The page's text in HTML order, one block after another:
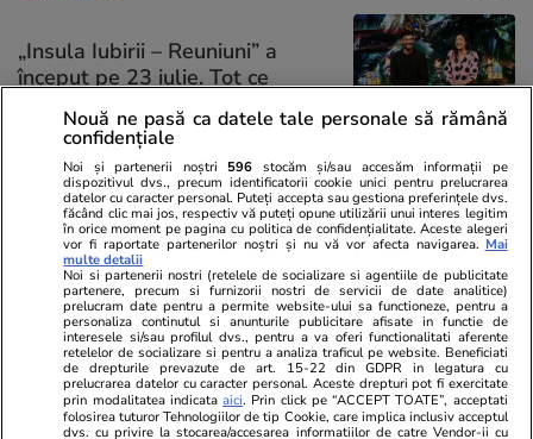
„Insula Iubirii – Reuniuni” a
început pe 23 iulie. Tot ce
trebuie să știi despre show-ul
surpriză de la Antena 1
PARTENERI
Nouă ne pasă ca datele tale personale să rămână
confidențiale
Noi și partenerii noștri 596 stocăm și/sau accesăm informații pe
dispozitivul dvs., precum identificatorii cookie unici pentru prelucrarea
datelor cu caracter personal. Puteți accepta sau gestiona preferințele dvs.
făcând clic mai jos, respectiv vă puteți opune utilizării unui interes legitim
în orice moment pe pagina cu politica de confidențialitate. Aceste alegeri
vor fi raportate partenerilor noștri și nu vă vor afecta navigarea. Mai
multe detalii
Noi si partenerii nostri (retelele de socializare si agentiile de publicitate
partenere, precum si furnizorii nostri de servicii de date analitice)
prelucram date pentru a permite website-ului sa functioneze, pentru a
personaliza continutul si anunturile publicitare afisate in functie de
interesele si/sau profilul dvs., pentru a va oferi functionalitati aferente
retelelor de socializare si pentru a analiza traficul pe website. Beneficiati
de drepturile prevazute de art. 15-22 din GDPR in legatura cu
prelucrarea datelor cu caracter personal. Aceste drepturi pot fi exercitate
prin modalitatea indicataaici. Prin click pe “ACCEPT TOATE”, acceptati
folosirea tuturor Tehnologiilor de tip Cookie, care implica inclusiv acceptul
dvs. cu privire la stocarea/accesarea informatiilor de catre Vendor-ii cu